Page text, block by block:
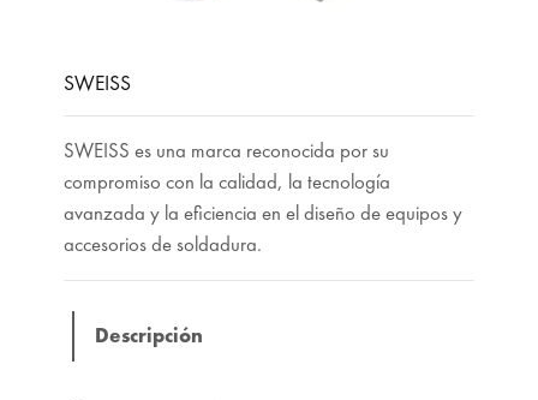
SWEISS
SWEISS es una marca reconocida por su
compromiso con la calidad, la tecnología
avanzada y la eficiencia en el diseño de equipos y
accesorios de soldadura.
Descripción